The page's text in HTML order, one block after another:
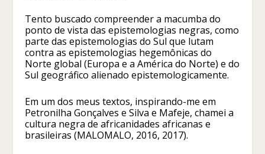
Tento buscado compreender a macumba do
ponto de vista das epistemologias negras, como
parte das epistemologias do Sul que lutam
contra as epistemologias hegemônicas do
Norte global (Europa e a América do Norte) e do
Sul geográfico alienado epistemologicamente.
Em um dos meus textos, inspirando-me em
Petronilha Gonçalves e Silva e Mafeje, chamei a
cultura negra de africanidades africanas e
brasileiras (MALOMALO, 2016, 2017).